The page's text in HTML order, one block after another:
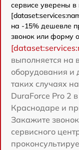
сервисе уверены в
на -15% дешевле
звонок или форму
выполняется на
оборудования и
таких случаях
DuraForce Pro 2
Краснодаре и
Закажите
сервисного